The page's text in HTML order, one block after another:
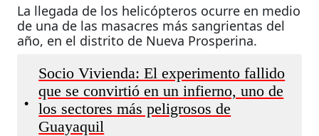
La llegada de los helicópteros ocurre en medio
de una de las masacres más sangrientas del
año, en el distrito de Nueva Prosperina.
•
Socio Vivienda: El experimento fallido
que se convirtió en un infierno, uno de
los sectores más peligrosos de
Guayaquil